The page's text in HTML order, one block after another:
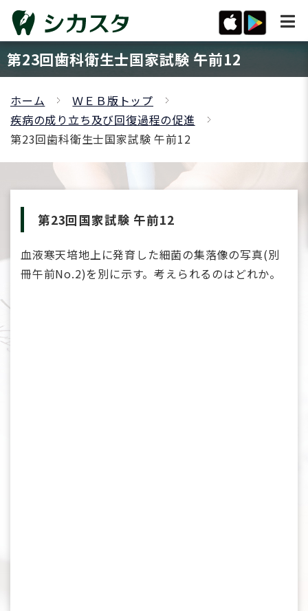
第23回歯科衛生士国家試験 午前12
ホーム
ＷＥＢ版トップ
疾病の成り立ち及び回復過程の促進
第23回歯科衛生士国家試験 午前12
第23回国家試験 午前12
血液寒天培地上に発育した細菌の集落像の写真(別
冊午前No.2)を別に示す。考えられるのはどれか。